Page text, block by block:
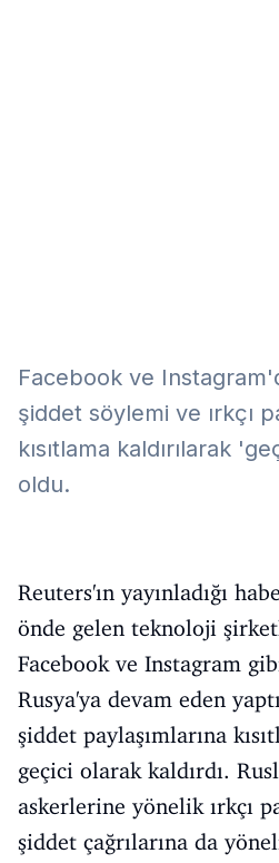
Facebook ve
şiddet söylemi ve ırkçı
kısıtlama kaldırılarak
oldu.
Reuters'ın yayınladığı
önde gelen teknoloji
Facebook ve Instagram
Rusya'ya devam eden
şiddet paylaşımlarına
geçici olarak kaldırdı.
askerlerine yönelik ırkçı
şiddet çağrılarına da